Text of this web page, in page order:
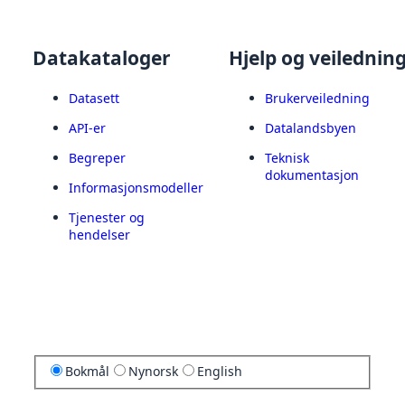
Datakataloger
Datasett
API-er
Begreper
Informasjonsmodeller
Tjenester og
hendelser
Hjelp og
Brukerveiledning
Datalandsbyen
Teknisk
dokumentasjon
Bokmål Nynorsk English